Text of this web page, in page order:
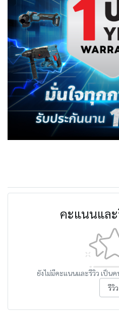
คะแนนแล
ยังไม่มีคะแนนและรีวิว เป็น
รีวิว